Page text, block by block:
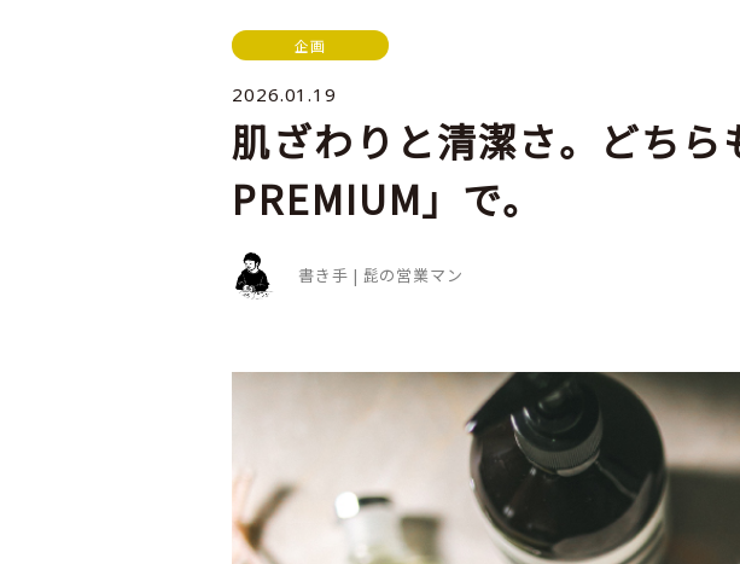
企画
2026.01.19
肌ざわりと清潔さ。どち
PREMIUM」で。
書き手 | 髭の営業マン